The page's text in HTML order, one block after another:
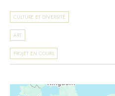
CULTURE ET DIVERSITÉ
ART
PROJET EN COURS